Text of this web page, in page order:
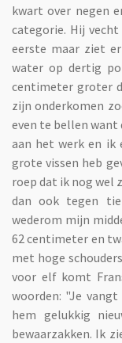
kwart over negen
categorie. Hij
eerste maar ziet
water op dertig
centimeter groter
zijn onderkomen
even te bellen
aan het werk en ik
grote vissen heb
roep dat ik nog wel
dan ook tegen
wederom mijn
62 centimeter en
met hoge
voor elf komt
woorden: "Je
hem gelukkig
bewaarzakken. Ik